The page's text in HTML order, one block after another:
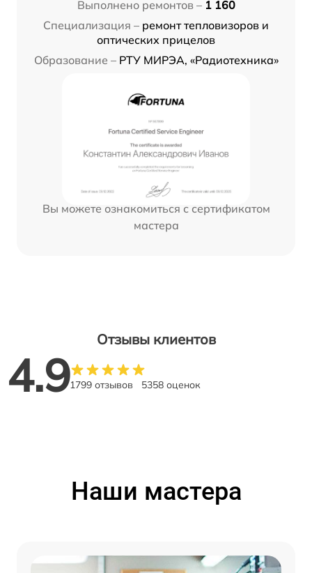
Выполнено ремонтов – 1 160
Специализация – ремонт тепловизоров и
оптических прицелов
Образование – РТУ МИРЭА, «Радиотехника»
Вы можете ознакомиться с сертификатом
мастера
Отзывы клиентов
4.91799 отзывов 5358 оценок
Наши мастера